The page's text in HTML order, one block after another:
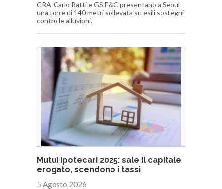
CRA-Carlo Ratti e GS E&C presentano a Seoul
una torre di 140 metri sollevata su esili sostegni
contro le alluvioni.
Mutui ipotecari 2025: sale il capitale
erogato, scendono i tassi
5 Agosto 2026